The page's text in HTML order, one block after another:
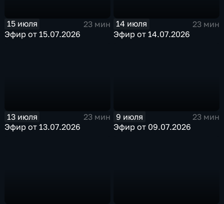
15 июля
23 мин
Эфир от 15.07.2026
14 июля
23 мин
Эфир от 14.07.2026
13 июля
23 мин
Эфир от 13.07.2026
9 июля
23 мин
Эфир от 09.07.2026